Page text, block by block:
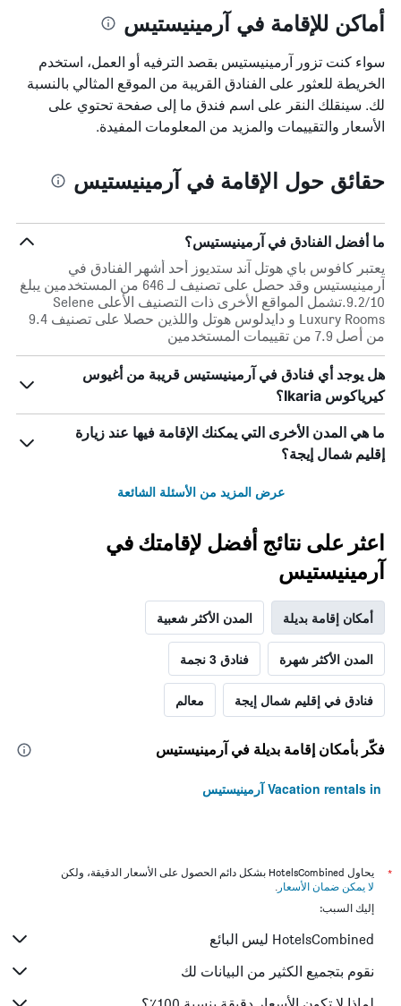
أماكن للإقامة في آرمينيستيس
سواء كنت تزور آرمينيستيس بقصد الترفيه أو العمل، استخدم
الخريطة للعثور على الفنادق القريبة من الموقع المثالي بالنسبة
لك. سينقلك النقر على اسم فندق ما إلى صفحة تحتوي على
الأسعار والتقييمات والمزيد من المعلومات المفيدة.
حقائق حول الإقامة في آرمينيستيس
ما أفضل الفنادق في آرمينيستيس؟
يعتبر كافوس باي هوتل آند ستديوز أحد أشهر الفنادق في
آرمينيستيس وقد حصل على تصنيف لـ 646 من المستخدمين يبلغ
9.2/10.تشمل المواقع الأخرى ذات التصنيف الأعلى Selene
Luxury Rooms و دايدلوس هوتل واللذين حصلا على تصنيف 9.4
من أصل 7.9 من تقييمات المستخدمين
هل يوجد أي فنادق في آرمينيستيس قريبة من أغيوس
كيرياكوس Ikaria؟
ما هي المدن الأخرى التي يمكنك الإقامة فيها عند زيارة
إقليم شمال إيجة؟
عرض المزيد من الأسئلة الشائعة
اعثر على نتائج أفضل لإقامتك في
آرمينيستيس
أمكان إقامة بديلة المدن الأكثر شعبية
المدن الأكثر شهرة فنادق 3 نجمة
فنادق في إقليم شمال إيجة معالم
فكّر بأمكان إقامة بديلة في آرمينيستيس
Vacation rentals in آرمينيستيس
*
يحاول HotelsCombined بشكل دائم الحصول على الأسعار الدقيقة، ولكن
لا يمكن ضمان الأسعار .
إليك السبب:
HotelsCombined ليس البائع
نقوم بتجميع الكثير من البيانات لك